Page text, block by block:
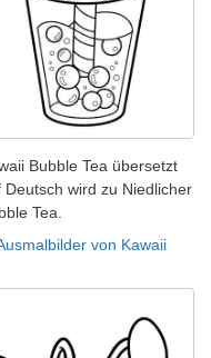
Bubble Tea übersetzt
Deutsch wird zu Niedlicher
Tea.
von Kawaii